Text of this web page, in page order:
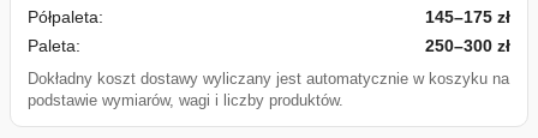
Półpaleta:
145–175 zł
Paleta:
250–300 zł
Dokładny koszt dostawy wyliczany jest automatycznie w koszyku na
podstawie wymiarów, wagi i liczby produktów.